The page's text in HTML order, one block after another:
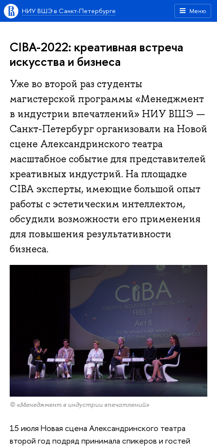
Меню
НИУ ВШЭ в Санкт-Петербурге
CIBA-2022: креативная встреча
искусства и бизнеса
Уже во второй раз студенты
магистерской программы «Менеджмент
в индустрии впечатлений» НИУ ВШЭ —
Санкт-Петербург организовали на Новой
сцене Александринского театра
масштабное событие для представителей
креативных индустрий. На площадке
CIBA эксперты, имеющие большой опыт
работы с эстетическим интеллектом,
обсудили возможности его применения
для повышения результативности
бизнеса.
© «Менеджмент в индустрии впечатлений»
15 июля Новая сцена Александринского театра
второй год подряд принимала спикеров и гостей